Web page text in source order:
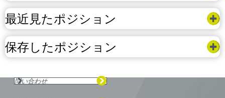
最近見たポジション
保存したポジション
問い合わせ